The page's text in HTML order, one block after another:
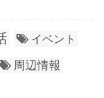
イベント
周辺情報